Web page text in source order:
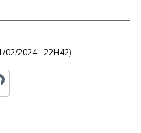
02/2024 - 22H42)